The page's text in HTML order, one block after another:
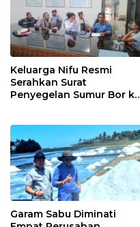
Keluarga Nifu Resmi
Serahkan Surat
Penyegelan Sumur Bor ke
Garam Sabu Diminati